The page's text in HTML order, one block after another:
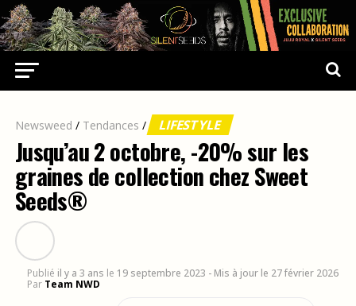
Newsweed / Tendances / LIFESTYLE
Jusqu’au 2 octobre, -20% sur les
graines de collection chez Sweet
Seeds®
Publié il y a 3 ans le 19 septembre 2023 - Mis à jour le 27 février 2026
Par Team NWD